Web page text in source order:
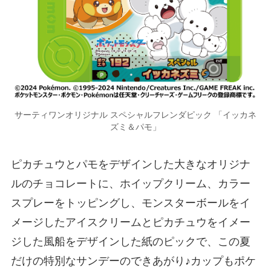
サーティワンオリジナル スペシャルフレンダピック 「イッカネ
ズミ＆パモ」
ピカチュウとパモをデザインした大きなオリジナ
ルのチョコレートに、ホイップクリーム、カラー
スプレーをトッピングし、モンスターボールをイ
メージしたアイスクリームとピカチュウをイメー
ジした風船をデザインした紙のピックで、この夏
だけの特別なサンデーのできあがり♪カップもポケ